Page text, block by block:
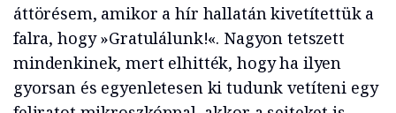
áttörésem, amikor a hír hallatán kivetítettük a
falra, hogy »Gratulálunk!«. Nagyon tetszett
mindenkinek, mert elhitték, hogy ha ilyen
gyorsan és egyenletesen ki tudunk vetíteni egy